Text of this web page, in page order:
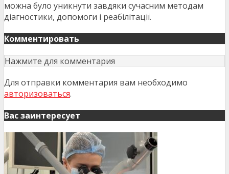
можна було уникнути завдяки сучасним методам
діагностики, допомоги і реабілітації.
Комментировать
Нажмите для комментария
Для отправки комментария вам необходимо
авторизоваться.
Вас заинтересует